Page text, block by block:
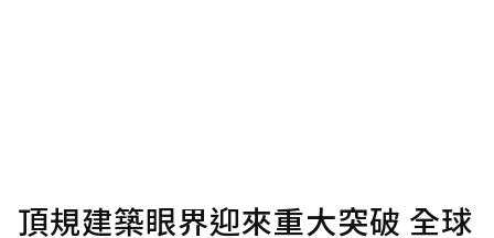
頂規建築眼界迎來重大突破 全球